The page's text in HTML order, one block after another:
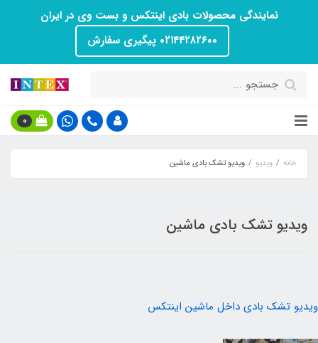
نمایندگی محصولات بادی اینتکس و بست وی در ایران
۰۲۱۴۴۲۸۲۶۰۰ پیگیری سفارش
0
خانه ویدیو ویدیو تشک بادی ماشین
ویدیو تشک بادی ماشین
ویدیو تشک بادی داخل ماشین اینتکس